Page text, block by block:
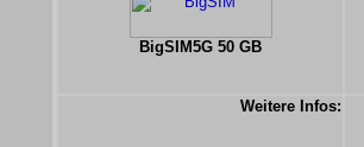
BigSIM5G 50 GB
Weitere Infos: